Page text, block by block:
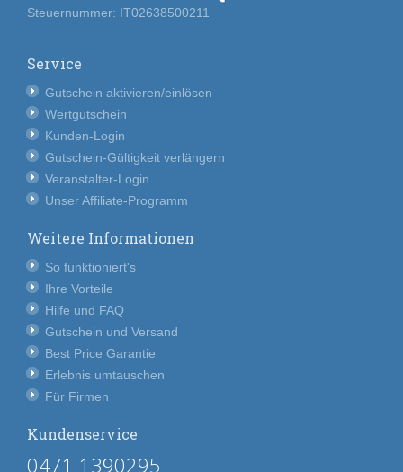
Steuernummer: IT02638500211
Service
Gutschein aktivieren/einlösen
Wertgutschein
Kunden-Login
Gutschein-Gültigkeit verlängern
Veranstalter-Login
Unser Affiliate-Programm
Weitere Informationen
So funktioniert's
Ihre Vorteile
Hilfe und FAQ
Gutschein und Versand
Best Price Garantie
Erlebnis umtauschen
Für Firmen
Kundenservice
0471 1390295